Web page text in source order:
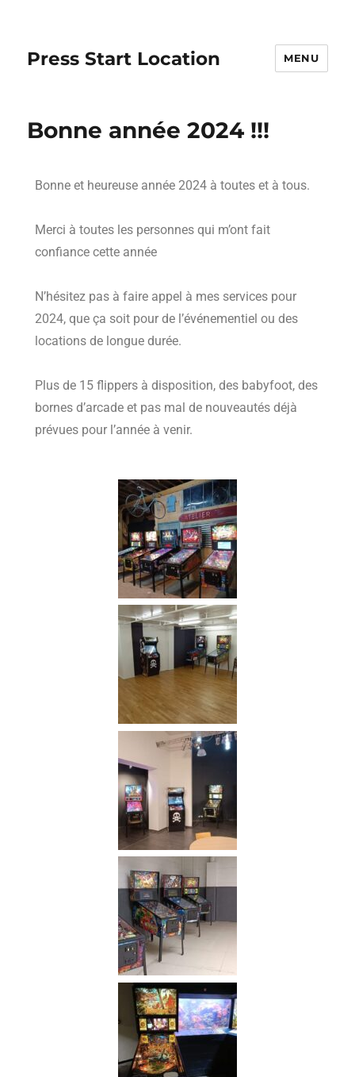
Press Start Location MENU
Bonne année 2024 !!!
Bonne et heureuse année 2024 à toutes et à tous.
Merci à toutes les personnes qui m’ont fait
confiance cette année
N’hésitez pas à faire appel à mes services pour
2024, que ça soit pour de l’événementiel ou des
locations de longue durée.
Plus de 15 flippers à disposition, des babyfoot, des
bornes d’arcade et pas mal de nouveautés déjà
prévues pour l’année à venir.